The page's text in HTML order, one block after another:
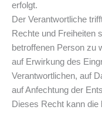
erfolgt.
Der Verantwortliche
Rechte und Freiheiten
betroffenen Person zu
auf Erwirkung des
Verantwortlichen, auf
auf Anfechtung der
Dieses Recht kann die